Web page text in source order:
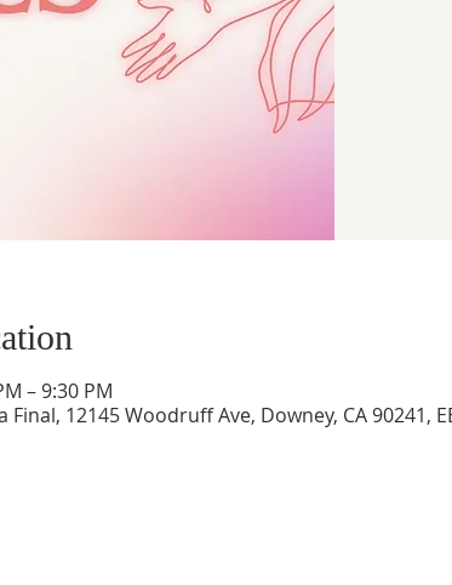
– 9:30 PM
12145 Woodruff Ave, Downey, CA 90241,